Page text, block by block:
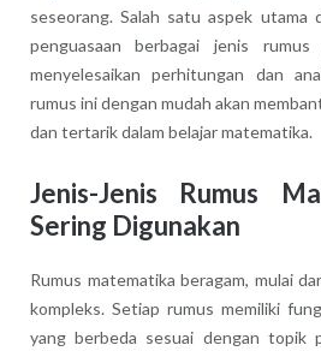
seseorang. Salah satu aspek utama
penguasaan berbagai jenis
menyelesaikan perhitungan dan
rumus ini dengan mudah akan
dan tertarik dalam belajar matematika.
Jenis-Jenis Rumus
Sering Digunakan
Rumus matematika beragam, mulai
kompleks. Setiap rumus memiliki
yang berbeda sesuai dengan topik